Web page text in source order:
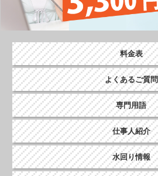
料金表
よくあるご質問
専門用語
仕事人紹介
水回り情報